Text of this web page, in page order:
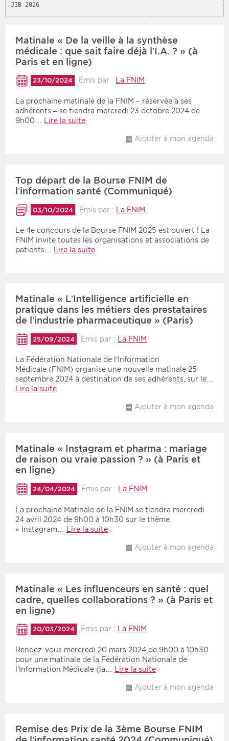
JIB 2026
Matinale « De la veille à la synthèse
médicale : que sait faire déjà l’I.A. ? » (à
Paris et en ligne)
23/10/2024 Émis par : La FNIM
La prochaine matinale de la FNIM – réservée à ses
adhérents – se tiendra mercredi 23 octobre 2024 de
9h00…
Lire la suite
Ajouter à mon agenda
Top départ de la Bourse FNIM de
l’information santé (Communiqué)
03/10/2024 Émis par : La FNIM
Le 4e concours de la Bourse FNIM 2025 est ouvert ! La
FNIM invite toutes les organisations et associations de
patients…
Lire la suite
Matinale « L’Intelligence artificielle en
pratique dans les métiers des prestataires
de l’industrie pharmaceutique » (Paris)
25/09/2024 Émis par : La FNIM
La Fédération Nationale de l’Information
Médicale (FNIM) organise une nouvelle matinale 25
septembre 2024 à destination de ses adhérents, sur le…
Lire la suite
Ajouter à mon agenda
Matinale « Instagram et pharma : mariage
de raison ou vraie passion ? » (à Paris et
en ligne)
24/04/2024 Émis par : La FNIM
La prochaine Matinale de la FNIM se tiendra mercredi
24 avril 2024 de 9h00 à 10h30 sur le thème
« Instagram…
Lire la suite
Ajouter à mon agenda
Matinale « Les influenceurs en santé : quel
cadre, quelles collaborations ? » (à Paris et
en ligne)
20/03/2024 Émis par : La FNIM
Rendez-vous mercredi 20 mars 2024 de 9h00 à 10h30
pour une matinale de la Fédération Nationale de
l’Information Médicale (la…
Lire la suite
Ajouter à mon agenda
Remise des Prix de la 3ème Bourse FNIM